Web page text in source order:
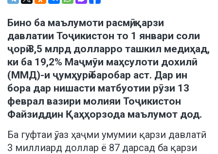
Бино ба маълумоти расмӣ, қарзи
давлатии Тоҷикистон то 1 январи соли
ҷорӣ 3,5 млрд долларро ташкил медиҳад,
ки ба 19,2% Маҷмӯи маҳсулоти дохилӣ
(ММД)-и ҷумҳурӣ баробар аст. Дар ин
бора дар нишасти матбуотии рӯзи 13
феврал вазири молияи Тоҷикистон
Файзиддин Қаҳҳорзода маълумот дод.
Ба гуфтаи ӯ, аз ҳаҷми умумии қарзи давлатӣ
3 миллиард доллар ё 87 дарсад ба қарзи